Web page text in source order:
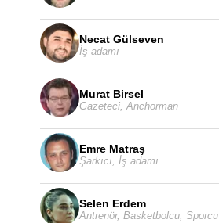
1977 - Kimin Eli Kimin Cebinde
1977 - Aşk Dönemeci
1976 - Tavşan Kızlar
1976 - Unutamam Seni
1975 - Üç Yaman Bakire
1975 - Gerdek Gecesi
1974 - Kaynanalar
1972 - Damdaki Kemancı
1972 - Tatlı Dillim
Necat Gülseven
İş adamı
Murat Birsel
Gazeteci Anchorman
Emre Matraş
Şarkıcı İş adamı
Selen Erdem
Antrenör, Basketbolcu Sporcu